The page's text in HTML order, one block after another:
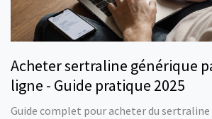
Acheter sertraline générique
ligne - Guide pratique 2025
Guide complet pour acheter du sertraline